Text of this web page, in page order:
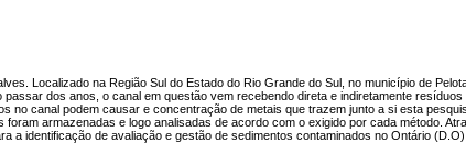
Localizado na Região Sul do Estado do Rio Grande do Sul, no município de
dos anos, o canal em questão vem recebendo direta e indiretamente
no canal podem causar e concentração de metais que trazem junto a si esta
armazenadas e logo analisadas de acordo com o exigido por cada método.
identificação de avaliação e gestão de sedimentos contaminados no Ontário (D.O).